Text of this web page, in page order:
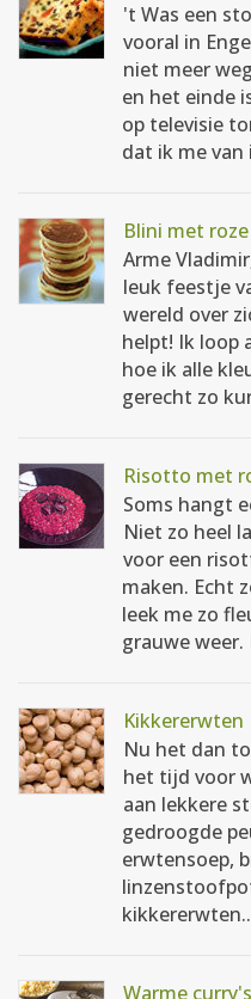
't Was een
vooral in
niet meer
en het einde
op televisie
dat ik me van
Blini met
Arme
leuk feestje
wereld over
helpt! Ik loop
hoe ik alle
gerecht zo
Risotto met
Soms hangt
Niet zo heel
voor een
maken. Echt
leek me zo
grauwe weer.
Kikkererwten
Nu het dan
het tijd voor
aan lekkere
gedroogde
erwtensoep,
Warme curry's